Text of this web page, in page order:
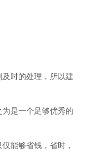
时的处理，所以建
是一个足够优秀的
能够省钱，省时，